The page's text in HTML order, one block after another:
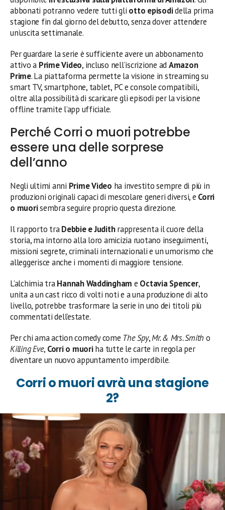
abbonati potranno vedere tutti gli otto episodidella prima
stagione fin dal giorno del debutto, senza dover attendere
un’uscita settimanale.
Per guardare la serie è sufficiente avere un abbonamento
attivo a Prime Video, incluso nell’iscrizione adAmazon
Prime. La piattaforma permette la visione in streaming su
smart TV, smartphone, tablet, PC e console compatibili,
oltre alla possibilità di scaricare gli episodi per la visione
offline tramite l’app ufficiale.
Perché Corri o muori potrebbe
essere una delle sorprese
dell’anno
Negli ultimi anni Prime Video ha investito sempre di più in
produzioni originali capaci di mescolare generi diversi, e Corri
o muorisembra seguire proprio questa direzione.
Il rapporto traDebbie e Judithrappresenta il cuore della
storia, ma intorno alla loro amicizia ruotano inseguimenti,
missioni segrete, criminali internazionali e un umorismo che
alleggerisce anche i momenti di maggiore tensione.
L’alchimia traHannah Waddingham e Octavia Spencer,
unita a un cast ricco di volti noti e a una produzione di alto
livello, potrebbe trasformare la serie in uno dei titoli più
commentati dell’estate.
Per chi ama action comedy come The Spy,Mr. & Mrs. Smith o
Killing Eve, Corri o muoriha tutte le carte in regola per
diventare un nuovo appuntamento imperdibile.
Corri o muori avrà una stagione
2?